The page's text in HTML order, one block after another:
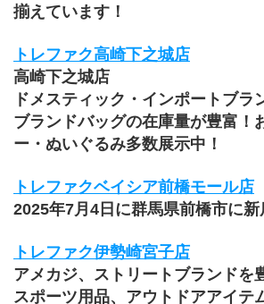
揃えています！
トレファク高崎下之城店
高崎下之城店
ドメスティック・インポートブラ
ブランドバッグの在庫量が豊富！
ー・ぬいぐるみ多数展示中！
トレファクベイシア前橋モール店
2025年7月4日に群馬県前橋市に新
トレファク伊勢崎宮子店
アメカジ、ストリートブランドを
スポーツ用品、アウトドアアイテ